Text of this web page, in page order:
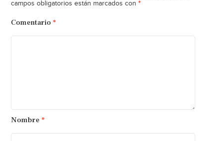
campos obligatorios están marcados con *
Comentario *
Nombre *